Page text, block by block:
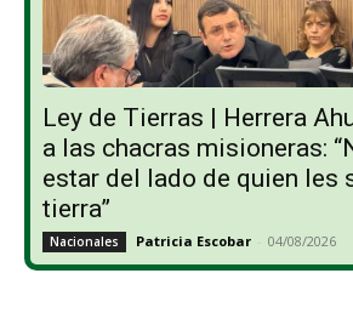
Ley de Tierras | Herrera
a las chacras misioneras:
estar del lado de quien les
tierra”
Nacionales Patricia Escobar - 04/08/2026